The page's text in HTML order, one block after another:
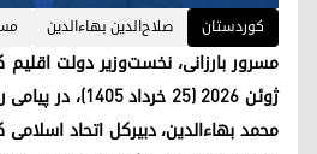
کوردستان
صلاح‌الدین بهاءالدین
ژوئن ۲۰۲۶ (۲۵
محمد بهاءالدین، دبیرکل اتحاد